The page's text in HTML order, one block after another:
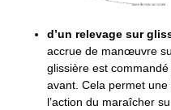
d’un relevage sur
accrue de manœuvre
glissière est
avant. Cela permet
l’action du maraîcher